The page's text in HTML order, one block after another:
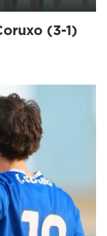
(3-1)